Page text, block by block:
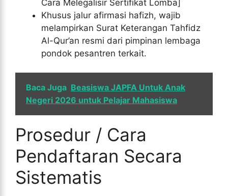
Cara Melegalisir Sertifikat Lomba]
Khusus jalur afirmasi hafizh, wajib
melampirkan Surat Keterangan Tahfidz
Al-Qur’an resmi dari pimpinan lembaga
pondok pesantren terkait.
Baca Juga Beasiswa JAPFA Untuk Anak
Negeri 2026 untuk Pelajar Mahasiswa
Prosedur / Cara
Pendaftaran Secara
Sistematis